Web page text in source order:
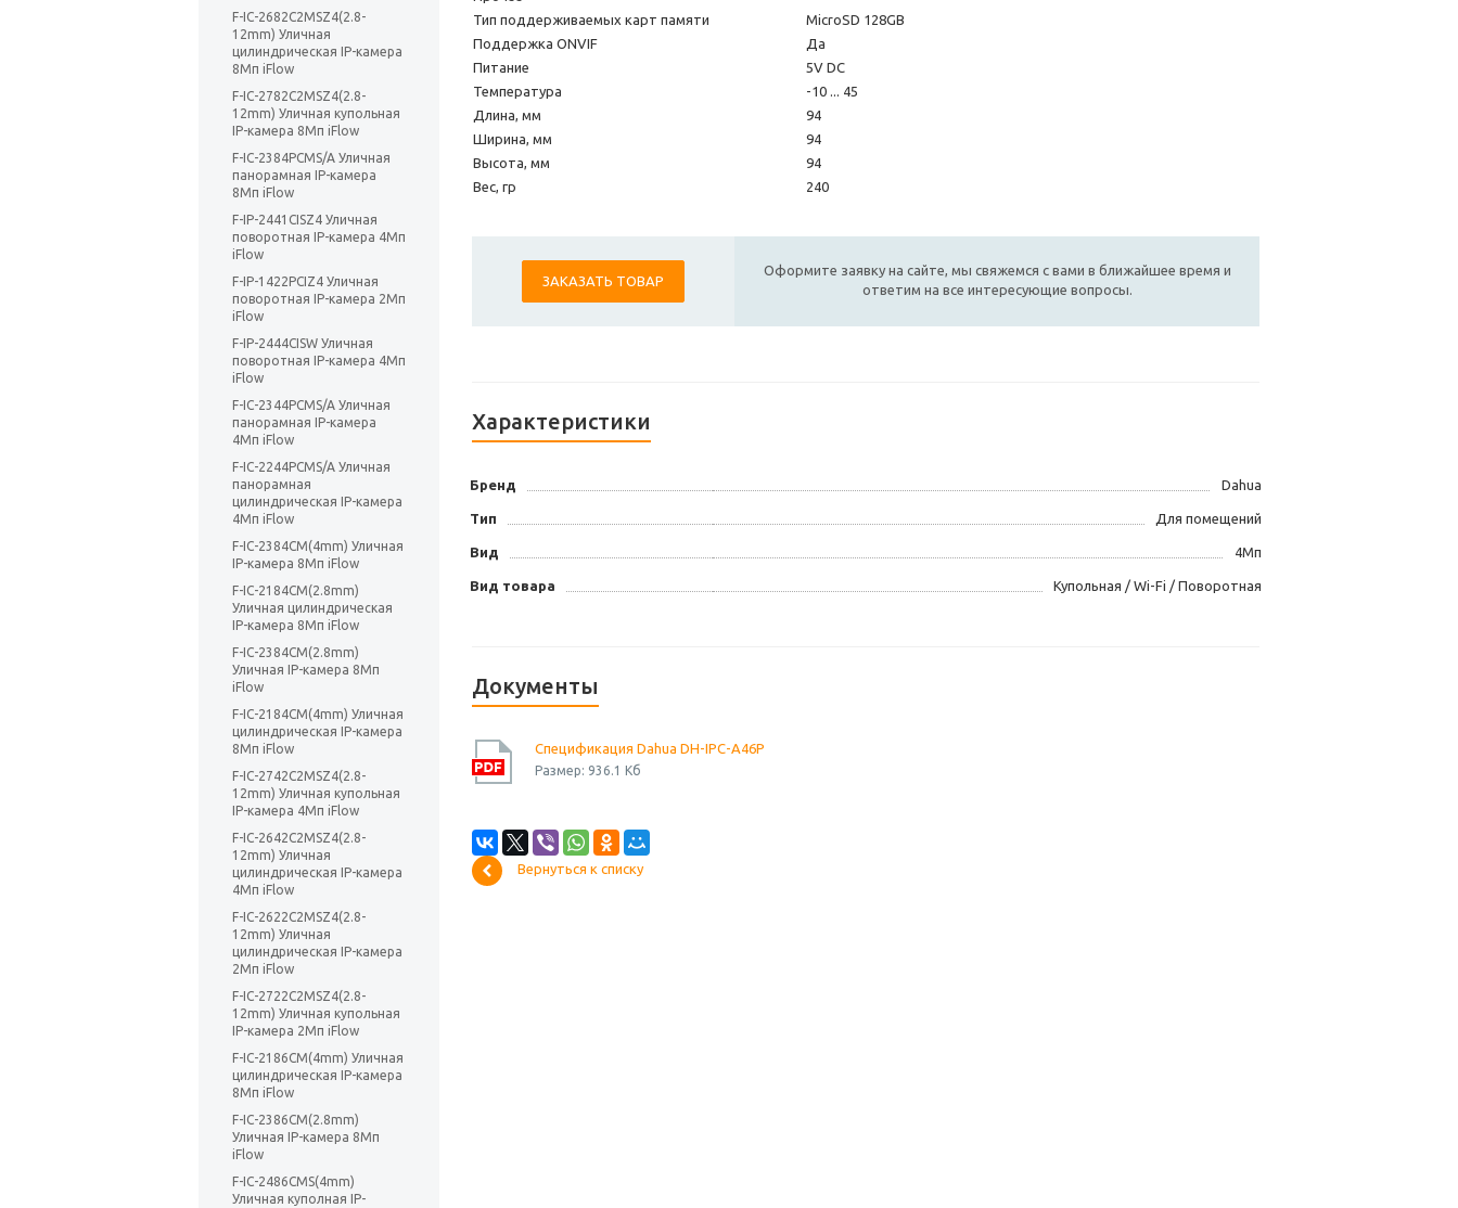
F-IC-2682C2MSZ4(2.8-
12mm) Уличная
цилиндрическая IP-камера
8Мп iFlow
F-IC-2782C2MSZ4(2.8-
12mm) Уличная купольная
IP-камера 8Мп iFlow
F-IC-2384PCMS/A Уличная
панорамная IP-камера
8Мп iFlow
F-IP-2441CISZ4 Уличная
поворотная IP-камера 4Мп
iFlow
F-IP-1422PCIZ4 Уличная
поворотная IP-камера 2Мп
iFlow
F-IP-2444CISW Уличная
поворотная IP-камера 4Мп
iFlow
F-IC-2344PCMS/A Уличная
панорамная IP-камера
4Мп iFlow
F-IC-2244PCMS/A Уличная
панорамная
цилиндрическая IP-камера
4Мп iFlow
F-IC-2384CM(4mm) Уличная
IP-камера 8Мп iFlow
F-IC-2184CM(2.8mm)
Уличная цилиндрическая
IP-камера 8Мп iFlow
F-IC-2384CM(2.8mm)
Уличная IP-камера 8Мп
iFlow
F-IC-2184CM(4mm) Уличная
цилиндрическая IP-камера
8Мп iFlow
F-IC-2742C2MSZ4(2.8-
12mm) Уличная купольная
IP-камера 4Мп iFlow
F-IC-2642C2MSZ4(2.8-
12mm) Уличная
цилиндрическая IP-камера
4Мп iFlow
F-IC-2622C2MSZ4(2.8-
12mm) Уличная
цилиндрическая IP-камера
2Мп iFlow
F-IC-2722C2MSZ4(2.8-
12mm) Уличная купольная
IP-камера 2Мп iFlow
F-IC-2186CM(4mm) Уличная
цилиндрическая IP-камера
8Мп iFlow
F-IC-2386CM(2.8mm)
Уличная IP-камера 8Мп
iFlow
F-IC-2486CMS(4mm)
Уличная куполная IP-
Тип поддерживаемых карт памяти
MicroSD 128GB
Поддержка ONVIF
Да
Питание
5V DC
Температура
-10 ... 45
Длина, мм
94
Ширина, мм
94
Высота, мм
94
Вес, гр
240
ЗАКАЗАТЬ ТОВАР
Оформите заявку на сайте, мы свяжемся с вами в ближайшее время и
ответим на все интересующие вопросы.
Характеристики
Бренд Dahua
Тип Для помещений
Вид 4Мп
Вид товара Купольная / Wi-Fi / Поворотная
Документы
Спецификация Dahua DH-IPC-A46P
Размер: 936.1 Кб
Вернуться к списку